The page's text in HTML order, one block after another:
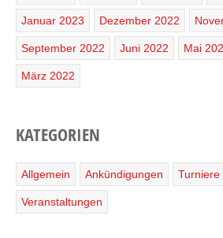
Januar 2023 Dezember 2022
September 2022 Juni 2022 Mai
März 2022
KATEGORIEN
Allgemein Ankündigungen Turniere
Veranstaltungen